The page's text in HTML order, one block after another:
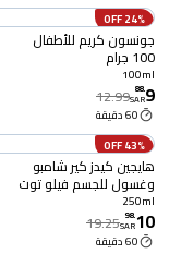
24% OFF
جونسون كريم للأطفال
100 جرام
100ml
9
.
88
SAR
12.99
60 دقيقة
43% OFF
هايجين كيدز كير شامبو
وغسول للجسم فيلو توت
بري بري 250 مل
250ml
10
.
98
SAR
19.25
60 دقيقة